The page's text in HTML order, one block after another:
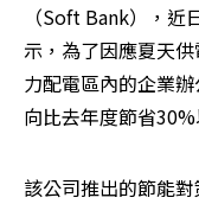
（Soft Bank），
示，為了因應夏天
力配電區內的企業
向比去年度節省
該公司推出的節能